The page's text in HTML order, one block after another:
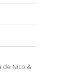
de Nico &